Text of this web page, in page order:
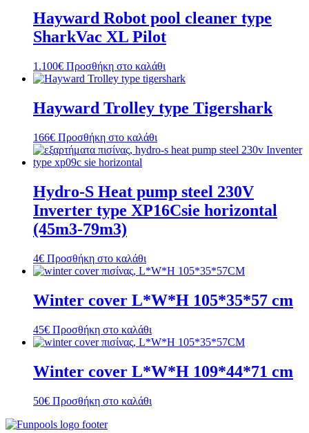
Hayward Robot pool cleaner type
SharkVac XL Pilot
1.100€ Προσθήκη στο καλάθι
Hayward Trolley type Tigershark
166€ Προσθήκη στο καλάθι
Hydro-S Heat pump steel 230V
Inverter type XP16Csie horizontal
(45m3-79m3)
4€ Προσθήκη στο καλάθι
Winter cover L*W*H 105*35*57 cm
45€ Προσθήκη στο καλάθι
Winter cover L*W*H 109*44*71 cm
50€ Προσθήκη στο καλάθι